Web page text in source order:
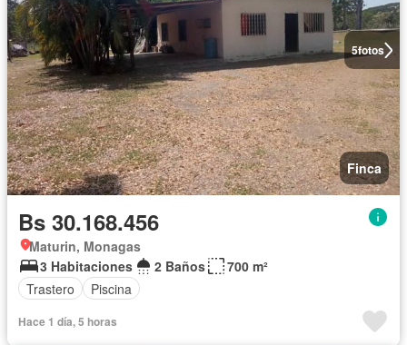
5fotos
Finca
Bs 30.168.456
Maturin, Monagas
3 Habitaciones
2 Baños
700 m²
Trastero
Piscina
Hace 1 día, 5 horas